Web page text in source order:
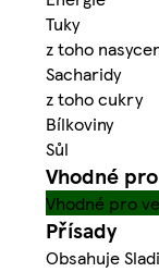
Tuky
z toho
Sacharidy
z toho cukry
Bílkoviny
Sůl
Vhodné pro
Vhodné pro
Přísady
Obsahuje